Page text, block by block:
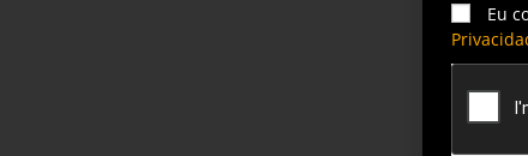
Eu